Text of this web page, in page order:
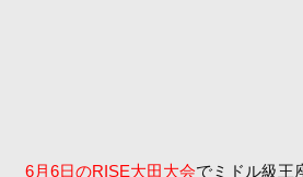
6月6日のRISE大田大会でミドル級王